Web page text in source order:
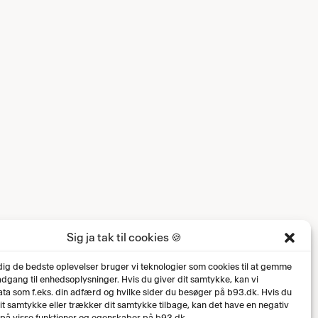
Sig ja tak til cookies 🍪
de bedste oplevelser bruger vi teknologier som cookies til at gemme
til enhedsoplysninger. Hvis du giver dit samtykke, kan vi
som f.eks. din adfærd og hvilke sider du besøger på b93.dk. Hvis du
samtykke eller trækker dit samtykke tilbage, kan det have en negativ